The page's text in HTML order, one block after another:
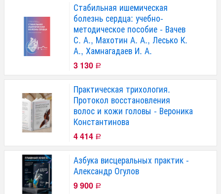
Стабильная ишемическая
болезнь сердца: учебно-
методическое пособие - Вачев
С. А., Махотин А. А., Лесько К.
А., Хамнагадаев И. А.
3 130 Р
Практическая трихология.
Протокол восстановления
волос и кожи головы - Вероника
Константинова
4 414 Р
Азбука висцеральных практик -
Александр Огулов
9 900 Р